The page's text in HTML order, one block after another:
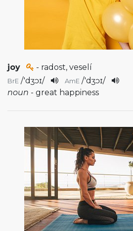
joy - radost, veselí
BrE /'dʒɔɪ/ AmE /'dʒɔɪ/
noun - great happiness